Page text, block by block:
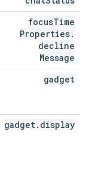
focusTime
Properties.
decline
Message
gadget
gadget. display